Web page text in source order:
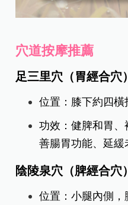
穴道按摩推薦
足三里穴（胃經合穴）
位置：膝下約四
功效：健脾和胃
善腸胃功能、延緩
陰陵泉穴（脾經合穴）
位置：小腿內側